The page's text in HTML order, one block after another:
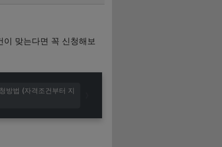
맞는다면 꼭 신청해보
방법 (자격조건부터 지